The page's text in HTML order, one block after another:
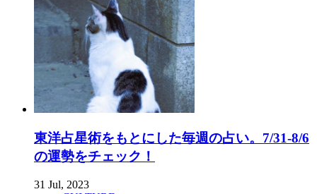
東洋占星術をもとにした毎週の占い。7/31-8/6
の運勢をチェック！
31 Jul, 2023